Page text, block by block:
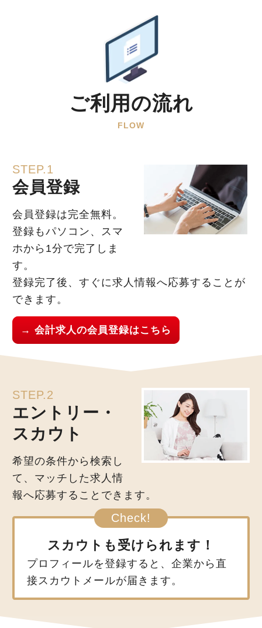
ご利用の流れ
FLOW
STEP.1
会員登録
会員登録は完全無料。
登録もパソコン、スマ
ホから1分で完了しま
す。
登録完了後、すぐに求人情報へ応募することが
できます。
→ 会計求人の会員登録はこちら
STEP.2
エントリー・
スカウト
希望の条件から検索し
て、マッチした求人情
報へ応募することできます。
スカウトも受けられます！
プロフィールを登録すると、企業から直
接スカウトメールが届きます。